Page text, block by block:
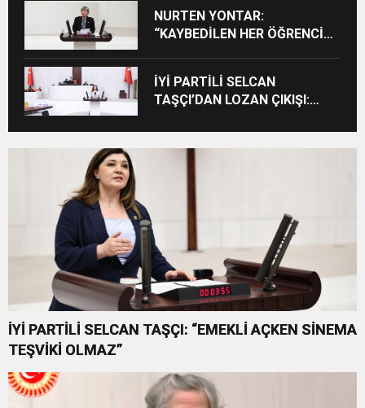
NURTEN YONTAR:
“KAYBEDİLEN HER ÖĞRENCİ
İYİ PARTİLİ SELCAN
TAŞÇI’DAN LOZAN ÇIKIŞI:
SENEDİNE SAHİP ÇIKMA
ZAMANIDIR”
İYİ PARTİLİ SELCAN TAŞÇI: “EMEKLİ AÇKEN SİNEMA
TEŞVİKİ OLMAZ”